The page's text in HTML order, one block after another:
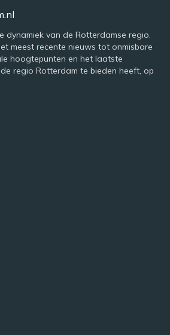
dynamiek van de Rotterdamse regio.
meest recente nieuws tot onmisbare
hoogtepunten en het laatste
regio Rotterdam te bieden heeft, op